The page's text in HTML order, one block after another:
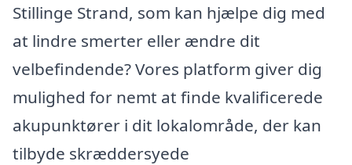
Stillinge Strand, som kan hjælpe dig med
at lindre smerter eller ændre dit
velbefindende? Vores platform giver dig
mulighed for nemt at finde kvalificerede
akupunktører i dit lokalområde, der kan
tilbyde skræddersyede